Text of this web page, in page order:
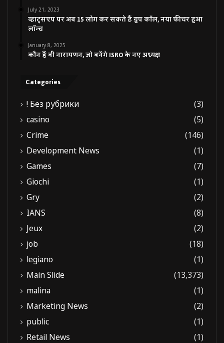
July 21, 2023
व्हाट्सएप पर अब 15 लोग कर सकते हैं ग्रुप कॉल, नया फीचर हुआ
लॉन्च
January 8, 2025
कौन हैं वी नारायणन, जो बनेंगे ISRO के नए अध्यक्ष
Categories
! Без рубрики
(3)
casino
(5)
Crime
(146)
Development News
(1)
Games
(7)
Giochi
(1)
Gry
(2)
IANS
(8)
Jeux
(2)
job
(18)
legiano
(1)
Main Slide
(13,373)
malina
(1)
Marketing News
(2)
public
(1)
Retail News
(1)